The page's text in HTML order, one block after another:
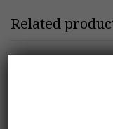
Related